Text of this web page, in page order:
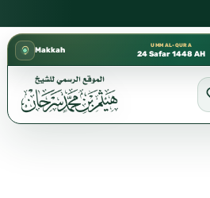
Makkah
UMM AL-QURA
24 Safar 1448 AH